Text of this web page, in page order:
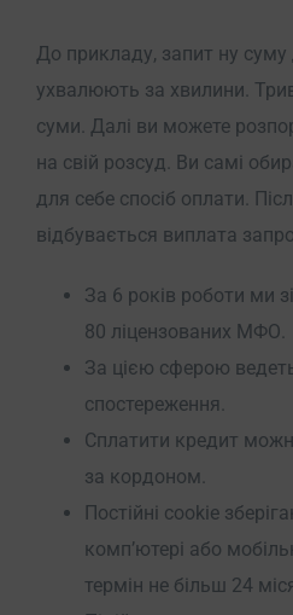
До прикладу, запит ну суму
ухвалюють за хвилини.
суми. Далі ви можете
на свій розсуд. Ви самі
для себе спосіб оплати.
відбувається виплата
За 6 років роботи ми
80 ліцензованих МФО.
За цією сферою
спостереження.
Сплатити кредит
за кордоном.
Постійні cookie
комп’ютері або
термін не більш 24